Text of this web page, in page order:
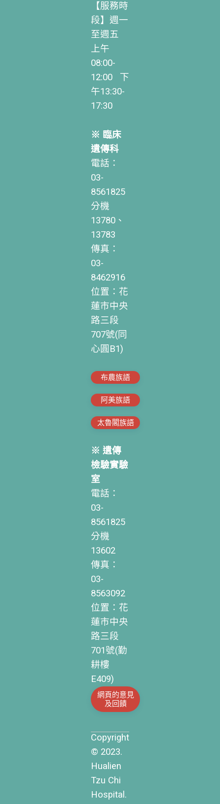
【服務時
段】週一
至週五
上午
08:00-
12:00 下
午13:30-
17:30
※ 臨床
遺傳科
電話：
03-
8561825
分機
13780、
13783
傳真：
03-
8462916
位置：花
蓮市中央
路三段
707號(同
心圓B1)
布農族語
阿美族語
太魯閣族語
※ 遺傳
檢驗實驗
室
電話：
03-
8561825
分機
13602
傳真：
03-
8563092
位置：花
蓮市中央
路三段
701號(勤
耕樓
E409)
網頁的意見
及回饋
Copyright
© 2023.
Hualien
Tzu Chi
Hospital.